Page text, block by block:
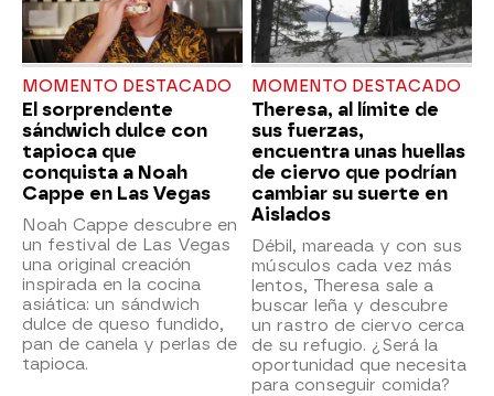
MOMENTO DESTACADO
El sorprendente
sándwich dulce con
tapioca que
conquista a Noah
Cappe en Las Vegas
Noah Cappe descubre en
un festival de Las Vegas
una original creación
inspirada en la cocina
asiática: un sándwich
dulce de queso fundido,
pan de canela y perlas de
tapioca.
MOMENTO DESTACADO
Theresa, al límite de
sus fuerzas,
encuentra unas huellas
de ciervo que podrían
cambiar su suerte en
Aislados
Débil, mareada y con sus
músculos cada vez más
lentos, Theresa sale a
buscar leña y descubre
un rastro de ciervo cerca
de su refugio. ¿Será la
oportunidad que necesita
para conseguir comida?